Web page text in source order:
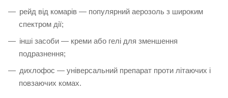
рейд від комарів — популярний аерозоль з широким
спектром дії;
інші засоби — креми або гелі для зменшення
подразнення;
дихлофос — універсальний препарат проти літаючих і
повзаючих комах.